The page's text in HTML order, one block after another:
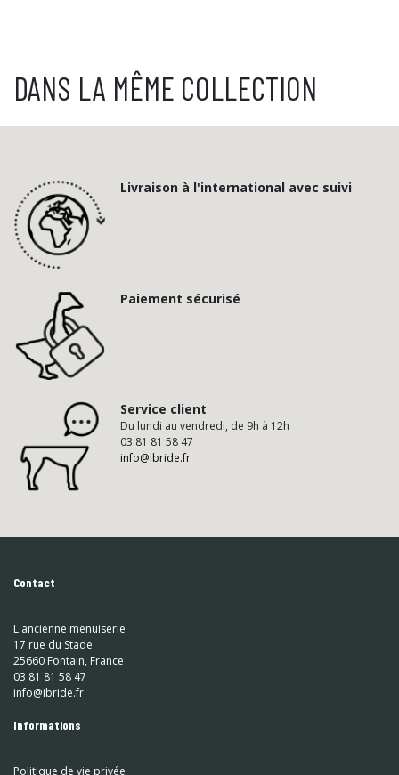
DANS LA MÊME COLLECTION
Livraison à l'international avec suivi
Paiement sécurisé
Service client
Du lundi au vendredi, de 9h à 12h
03 81 81 58 47
info@ibride.fr
Contact
L'ancienne menuiserie
17 rue du Stade
25660 Fontain, France
03 81 81 58 47
info@ibride.fr
Informations
Politique de vie privée